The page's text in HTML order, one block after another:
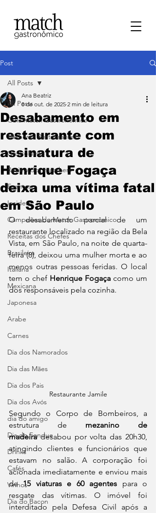
Post
All Posts
⁠Guia Match Gastronômico
Melhores Restaurantes
⁠GastroNews
Review dos matchers
Eventos
⁠Insiders
Campeões do Match Gastronômico
Receitas dos Chefes
Brasileira
Italiana
Mexicana
Japonesa
Arabe
Carnes
Dia dos Namorados
Dia das Mães
Dia dos Pais
Dia dos Avós
dia do amigo
Dia do Fondue
Drinks
Cafés
Vinhos
Dia do Bacon
All Posts
Desabamento em
restaurante com
assinatura de
Henrique Fogaça
deixa uma vítima fatal
em São Paulo
Ana Beatriz
8 de out. de 2025 2 min de leitura
O desabamento parcial de um
restaurante localizado na região da Bela
Vista, em São Paulo, na noite de quarta-
feira (8), deixou uma mulher morta e ao
menos outras pessoas feridas. O local
tem o chef Henrique Fogaça como um
dos responsáveis pela cozinha.
Restaurante Jamile
Segundo o Corpo de Bombeiros, a
estrutura de mezanino de
madeira desabou por volta das 20h30,
atingindo clientes e funcionários que
estavam no salão. A corporação foi
acionada imediatamente e enviou mais
de 15 viaturas e 60 agentes para o
resgate das vítimas. O imóvel foi
interditado pela Defesa Civil após a